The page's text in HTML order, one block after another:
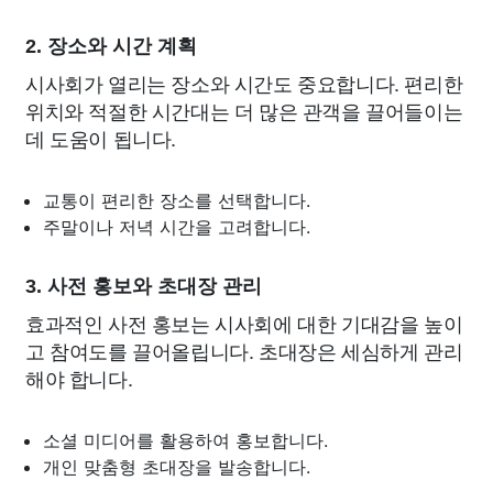
2. 장소와 시간 계획
시사회가 열리는 장소와 시간도 중요합니다. 편리한
위치와 적절한 시간대는 더 많은 관객을 끌어들이는
데 도움이 됩니다.
교통이 편리한 장소를 선택합니다.
주말이나 저녁 시간을 고려합니다.
3. 사전 홍보와 초대장 관리
효과적인 사전 홍보는 시사회에 대한 기대감을 높이
고 참여도를 끌어올립니다. 초대장은 세심하게 관리
해야 합니다.
소셜 미디어를 활용하여 홍보합니다.
개인 맞춤형 초대장을 발송합니다.